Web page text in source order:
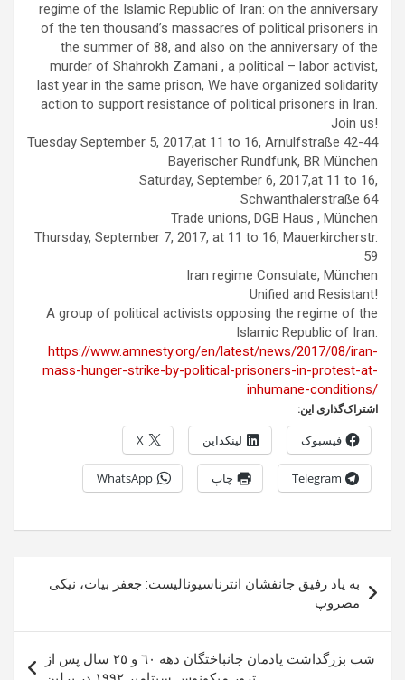
regime of the Islamic Republic of Iran: on the anniversary
of the ten thousand’s massacres of political prisoners in
the summer of 88, and also on the anniversary of the
murder of Shahrokh Zamani , a political – labor activist,
last year in the same prison, We have organized solidarity
action to support resistance of political prisoners in Iran.
Join us!
Tuesday September 5, 2017,at 11 to 16, Arnulfstraße 42-44
Bayerischer Rundfunk, BR München
Saturday, September 6, 2017,at 11 to 16,
Schwanthalerstraße 64
Trade unions, DGB Haus , München
Thursday, September 7, 2017, at 11 to 16, Mauerkircherstr.
59
Iran regime Consulate, München
Unified and Resistant!
A group of political activists opposing the regime of the
Islamic Republic of Iran.
https://www.amnesty.org/en/latest/news/2017/08/iran-
mass-hunger-strike-by-political-prisoners-in-protest-at-
inhumane-conditions/
اشتراک‌گذاری این:
فیسبوک لینکداین X
Telegram چاپ WhatsApp
نوشته
به ياد رفيق جانفشان انترناسیونالیست: جعفر بيات، نیکی
مصروپ
شب بزرگداشت یادمان جانباختگان دهه ٦٠ و ٢٥ سال پس از